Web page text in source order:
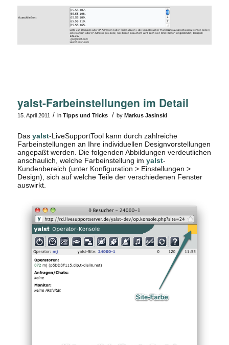
yalst-Farbeinstellungen im Detail
15. April 2011 / in Tipps und Tricks / by Markus Jasinski
Das yalst-LiveSupportTool kann durch zahlreiche
Farbeinstellungen an Ihre individuellen Designvorstellungen
angepaßt werden. Die folgenden Abbildungen verdeutlichen
anschaulich, welche Farbeinstellung im yalst-
Kundenbereich (unter Konfiguration > Einstellungen >
Design), sich auf welche Teile der verschiedenen Fenster
auswirkt.